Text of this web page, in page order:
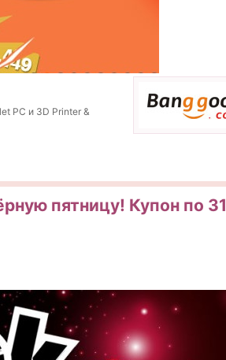
PC и 3D Printer &
пятницу! Купон по 31